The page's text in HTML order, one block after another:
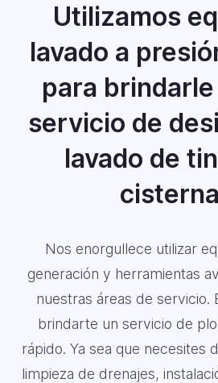
Utilizamos
lavado a
para
servicio de
lavado de
Nos enorgullece utilizar
generación y herramientas
nuestras áreas de servicio.
brindarte un servicio de
rápido. Ya sea que necesites
limpieza de drenajes,